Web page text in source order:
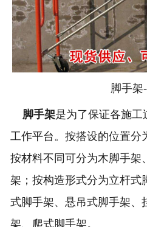
脚手架
脚手架是为了保证各施工
工作平台。按搭设的位置分
按材料不同可分为木脚手架
架；按构造形式分为立杆式
式脚手架、悬吊式脚手架、
架、爬式脚手架。